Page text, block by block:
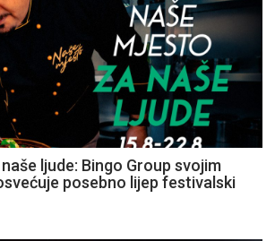
ljude: Bingo Group svojim
posebno lijep festivalski